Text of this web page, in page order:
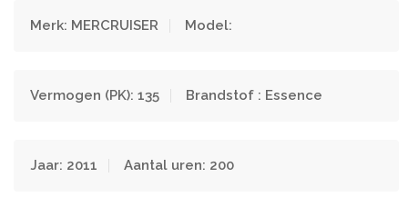
Merk: MERCRUISER Model:
Vermogen (PK): 135 Brandstof : Essence
Jaar: 2011 Aantal uren: 200